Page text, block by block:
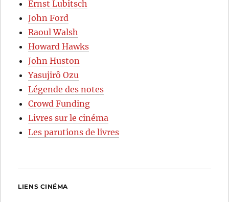
Ernst Lubitsch
John Ford
Raoul Walsh
Howard Hawks
John Huston
Yasujirô Ozu
Légende des notes
Crowd Funding
Livres sur le cinéma
Les parutions de livres
LIENS CINÉMA